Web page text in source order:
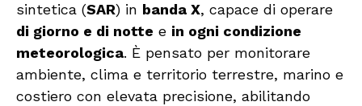
sintetica (SAR) in banda X, capace di operare
di giorno e di notte e in ogni condizione
meteorologica. È pensato per monitorare
ambiente, clima e territorio terrestre, marino e
costiero con elevata precisione, abilitando